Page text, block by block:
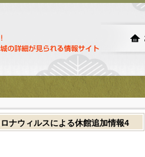
ナウィルスによる休館追加情報4